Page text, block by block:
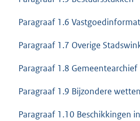
Paragraaf 1.6
Paragraaf 1.7 Overige
Paragraaf 1.8 Gemeentearchief
Paragraaf 1.9 Bijzondere wetten
Paragraaf 1.10 Beschikkingen